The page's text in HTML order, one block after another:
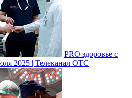
PRO здоровье с
2025 | Телеканал ОТС